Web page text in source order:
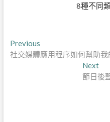
8種不同
文
章
PreviousPrevious
post:
社交媒體應用程序如何幫助
Next
節日後